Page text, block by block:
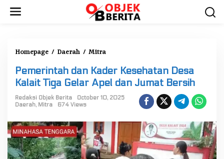
Homepage / Daerah / Mitra
m
e
r
n
a
h
Pemerintah dan Kader Kesehatan Desa
Kalait Tiga Gelar Apel dan Jumat Bersih
Redaksi Objek Berita
October 10, 2025
Daerah, Mitra 674 Views